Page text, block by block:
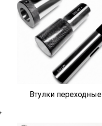
Втулки переходные